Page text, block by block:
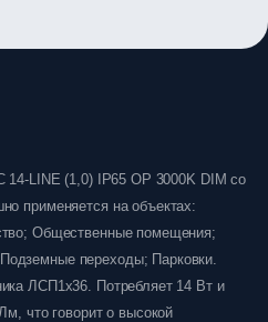
14-LINE (1,0) IP65 OP 3000K DIM со
применяется на объектах:
Общественные помещения;
переходы; Парковки.
ЛСП1х36. Потребляет 14 Вт и
что говорит о высокой